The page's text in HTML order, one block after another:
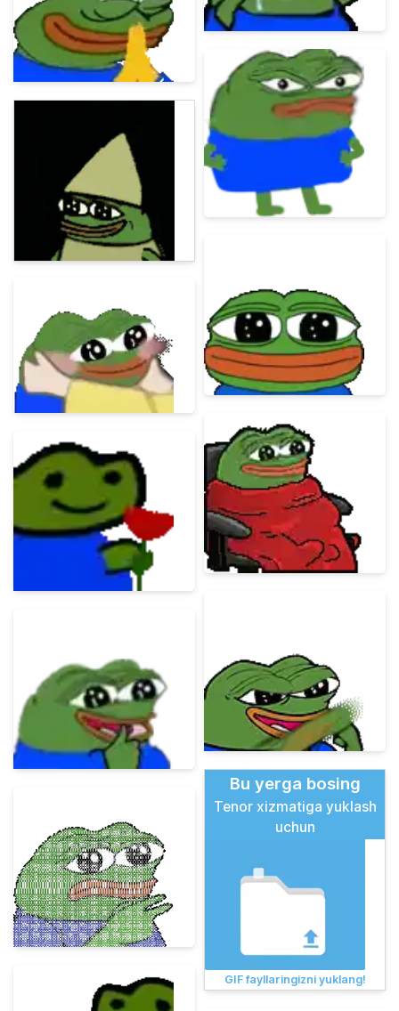
Bu yerga bosing
Tenor xizmatiga yuklash
uchun
GIF fayllaringizni yuklang!